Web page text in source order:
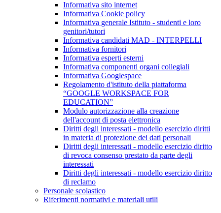
Informativa sito internet
Informativa Cookie policy
Informativa generale Istituto - studenti e loro
genitori/tutori
Informativa candidati MAD - INTERPELLI
Informativa fornitori
Informativa esperti esterni
Informativa componenti organi collegiali
Informativa Googlespace
Regolamento d'istituto della piattaforma
“GOOGLE WORKSPACE FOR
EDUCATION”
Modulo autorizzazione alla creazione
dell'account di posta elettronica
Diritti degli interessati - modello esercizio diritti
in materia di protezione dei dati personali
Diritti degli interessati - modello esercizio diritto
di revoca consenso prestato da parte degli
interessati
Diritti degli interessati - modello esercizio diritto
di reclamo
Personale scolastico
Riferimenti normativi e materiali utili